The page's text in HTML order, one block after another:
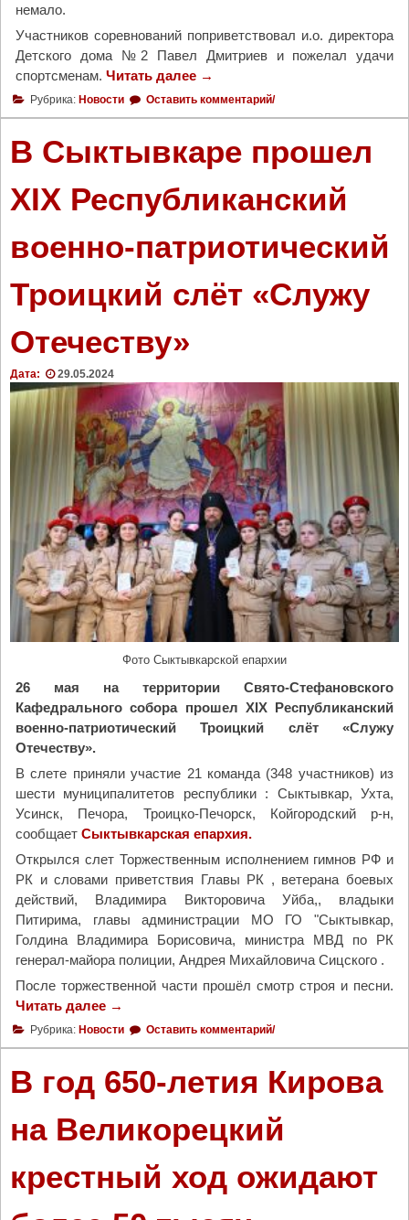
немало.
Участников соревнований поприветствовал и.о. директора
Детского дома №2 Павел Дмитриев и пожелал удачи
спортсменам. Читать далее "
С
м
м
й
а
о
т
е
н
н
и
с
н
ы
й
н
и
→
Рубрика: Новости Оставить комментарий/
В Сыктывкаре прошел
XIX Республиканский
военно-патриотический
Троицкий слёт «Служу
Отечеству»
Дата: 29.05.2024
Фото Сыктывкарской епархии
26 мая на территории Свято-Стефановского
Кафедрального собора прошел XIX Республиканский
военно-патриотический Троицкий слёт «Служу
Отечеству».
В слете приняли участие 21 команда (348 участников) из
шести муниципалитетов республики : Сыктывкар, Ухта,
Усинск, Печора, Троицко-Печорск, Койгородский р-н,
сообщает Сыктывкарская епархия.
Открылся слет Торжественным исполнением гимнов РФ и
РК и словами приветствия Главы РК , ветерана боевых
действий, Владимира Викторовича Уйба,, владыки
Питирима, главы администрации МО ГО "Сыктывкар,
Голдина Владимира Борисовича, министра МВД по РК
генерал-майора полиции, Андрея Михайловича Сицского .
После торжественной части прошёл смотр строя и песни.
Читать далее "
В
С
к
ы
а
→
Рубрика: Новости Оставить комментарий/
В год 650-летия Кирова
на Великорецкий
крестный ход ожидают